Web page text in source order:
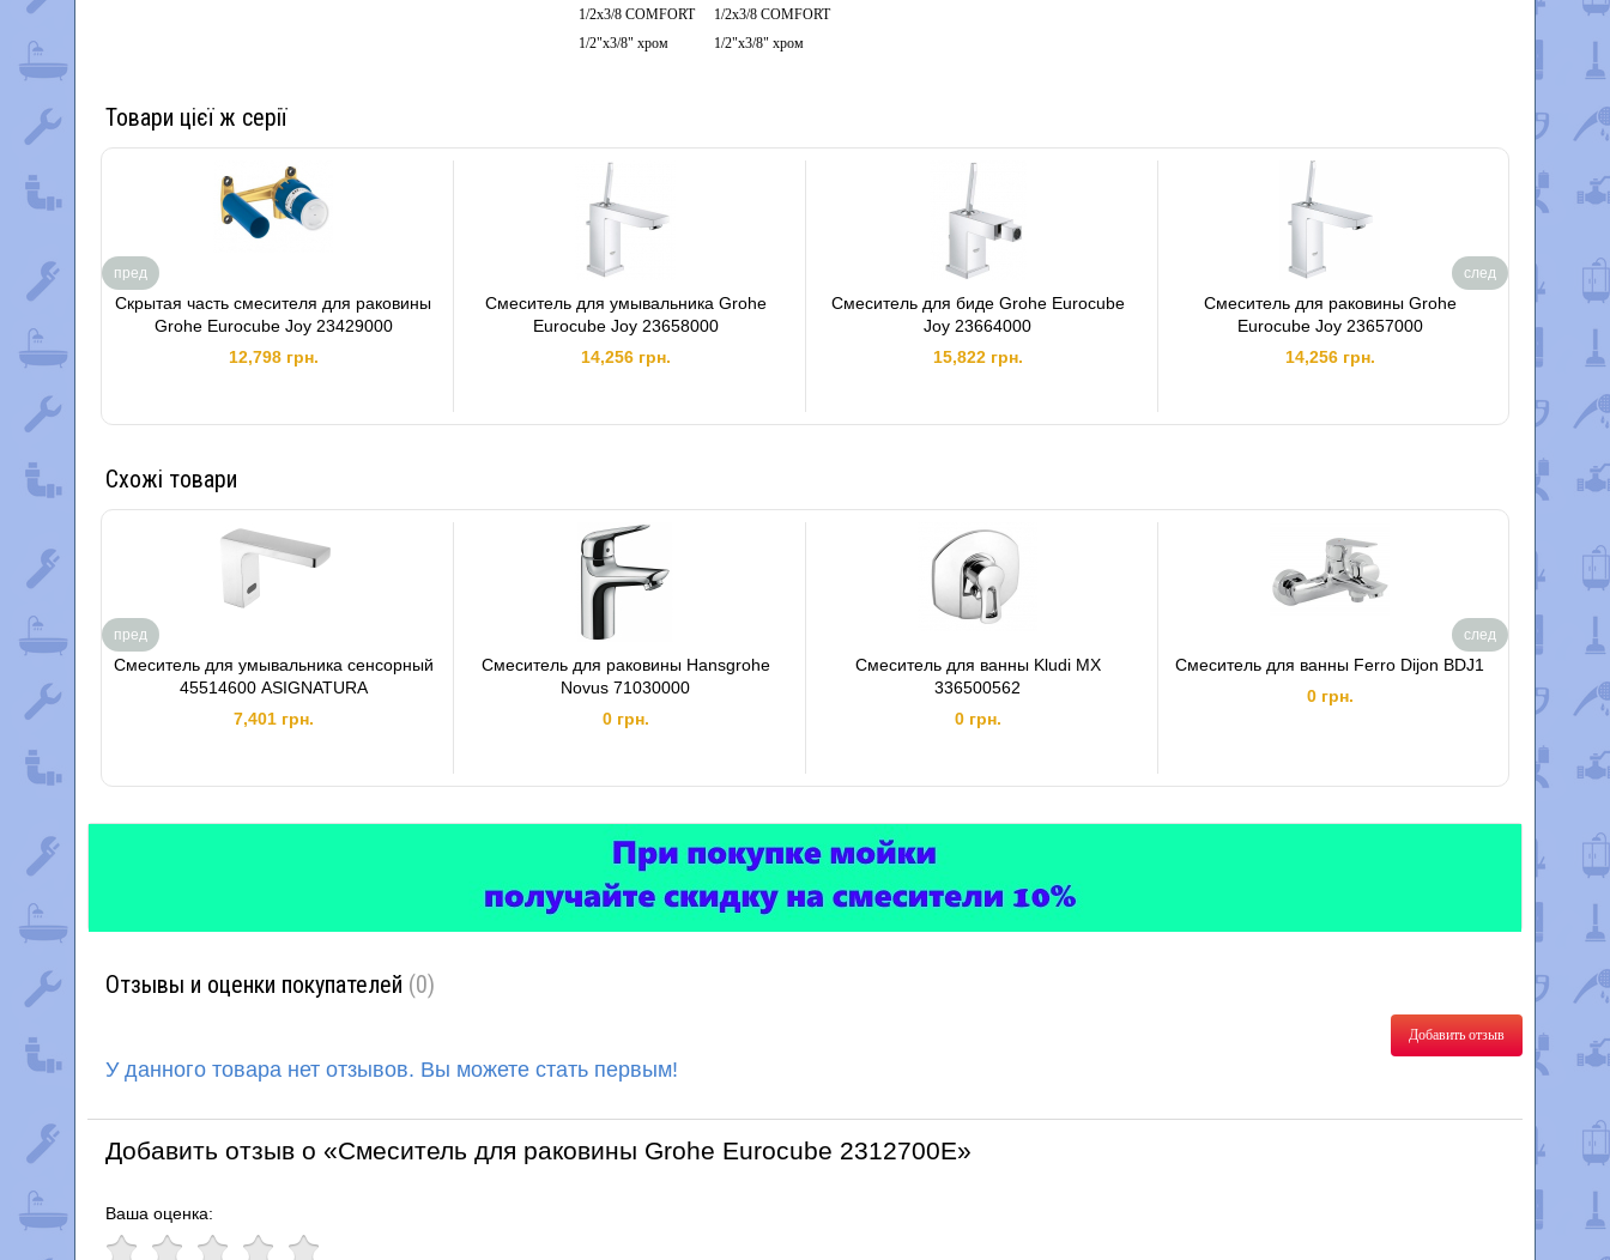
1/2х3/8 COMFORT
1/2"х3/8" хром
1/2х3/8 COMFORT
1/2"х3/8" хром
Товари цієї ж серії
Скрытая часть смесителя для раковины
Grohe Eurocube Joy 23429000
12,798 грн.
Смеситель для умывальника Grohe
Eurocube Joy 23658000
14,256 грн.
Смеситель для биде Grohe Eurocube
Joy 23664000
15,822 грн.
Смеситель для раковины Grohe
Eurocube Joy 23657000
14,256 грн.
пред след
Схожі товари
Смеситель для умывальника сенсорный
45514600 ASIGNATURA
7,401 грн.
Смеситель для раковины Hansgrohe
Novus 71030000
0 грн.
Смеситель для ванны Kludi MX
336500562
0 грн.
Смеситель для ванны Ferro Dijon BDJ1
0 грн.
пред след
Отзывы и оценки покупателей (0)
Добавить отзыв
У данного товара нет отзывов. Вы можете стать первым!
Добавить отзыв о «Смеситель для раковины Grohe Eurocube 2312700E»
Ваша оценка: